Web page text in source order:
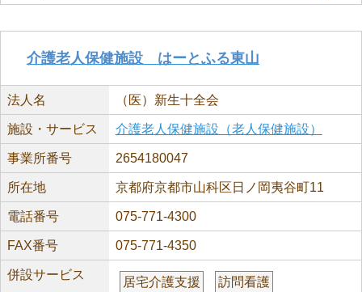
介護老人保健施設 はーとふる東山
法人名 （医）新生十全会
施設・サービス 介護老人保健施設（老人保健施設）
事業所番号 2654180047
所在地 京都府京都市山科区日ノ岡夷谷町11
電話番号 075-771-4300
FAX番号 075-771-4350
併設サービス
居宅介護支援 訪問看護